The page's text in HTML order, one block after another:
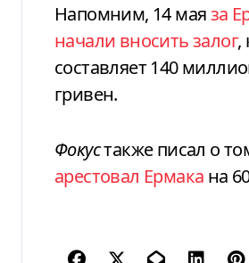
Напомним, 14 маяза
начали вносить залог,
составляет 140
гривен.
Фокустакже писал о
арестовал Ермака на